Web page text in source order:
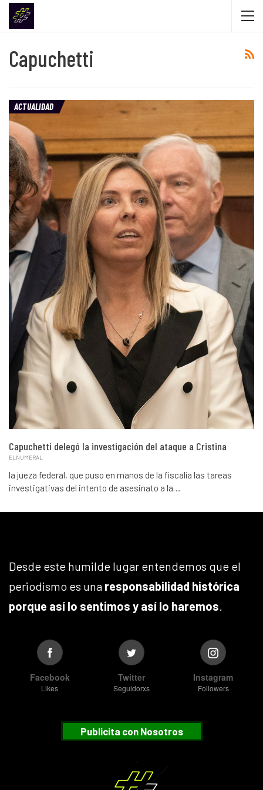
Capuchetti
ACTUALIDAD
Capuchetti delegó la investigación del ataque a Cristina
ELNUMERAL
la jueza federal, que puso en manos de la fiscalía las tareas
investigativas del intento de asesinato a la…
Desde este humilde lugar entendemos que el
periodismo es una responsabilidad histórica
porque así lo sentimos y así lo haremos.
Facebook
Likes
Twitter
Seguidorxs
Instagram
Followers
Publicita con Nosotros